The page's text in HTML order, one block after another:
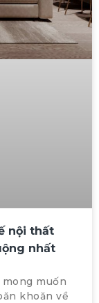
nội thất
nhất
muốn
khoăn về